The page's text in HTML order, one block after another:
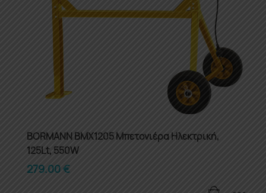
BORMANN BMX1205 Μπετονιέρα Ηλεκτρική,
125Lt, 550W
279.00€